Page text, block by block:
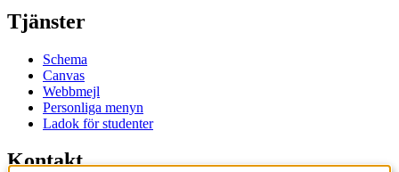
Tjänster
Schema
Canvas
Webbmejl
Personliga menyn
Ladok för studenter
Kontakt